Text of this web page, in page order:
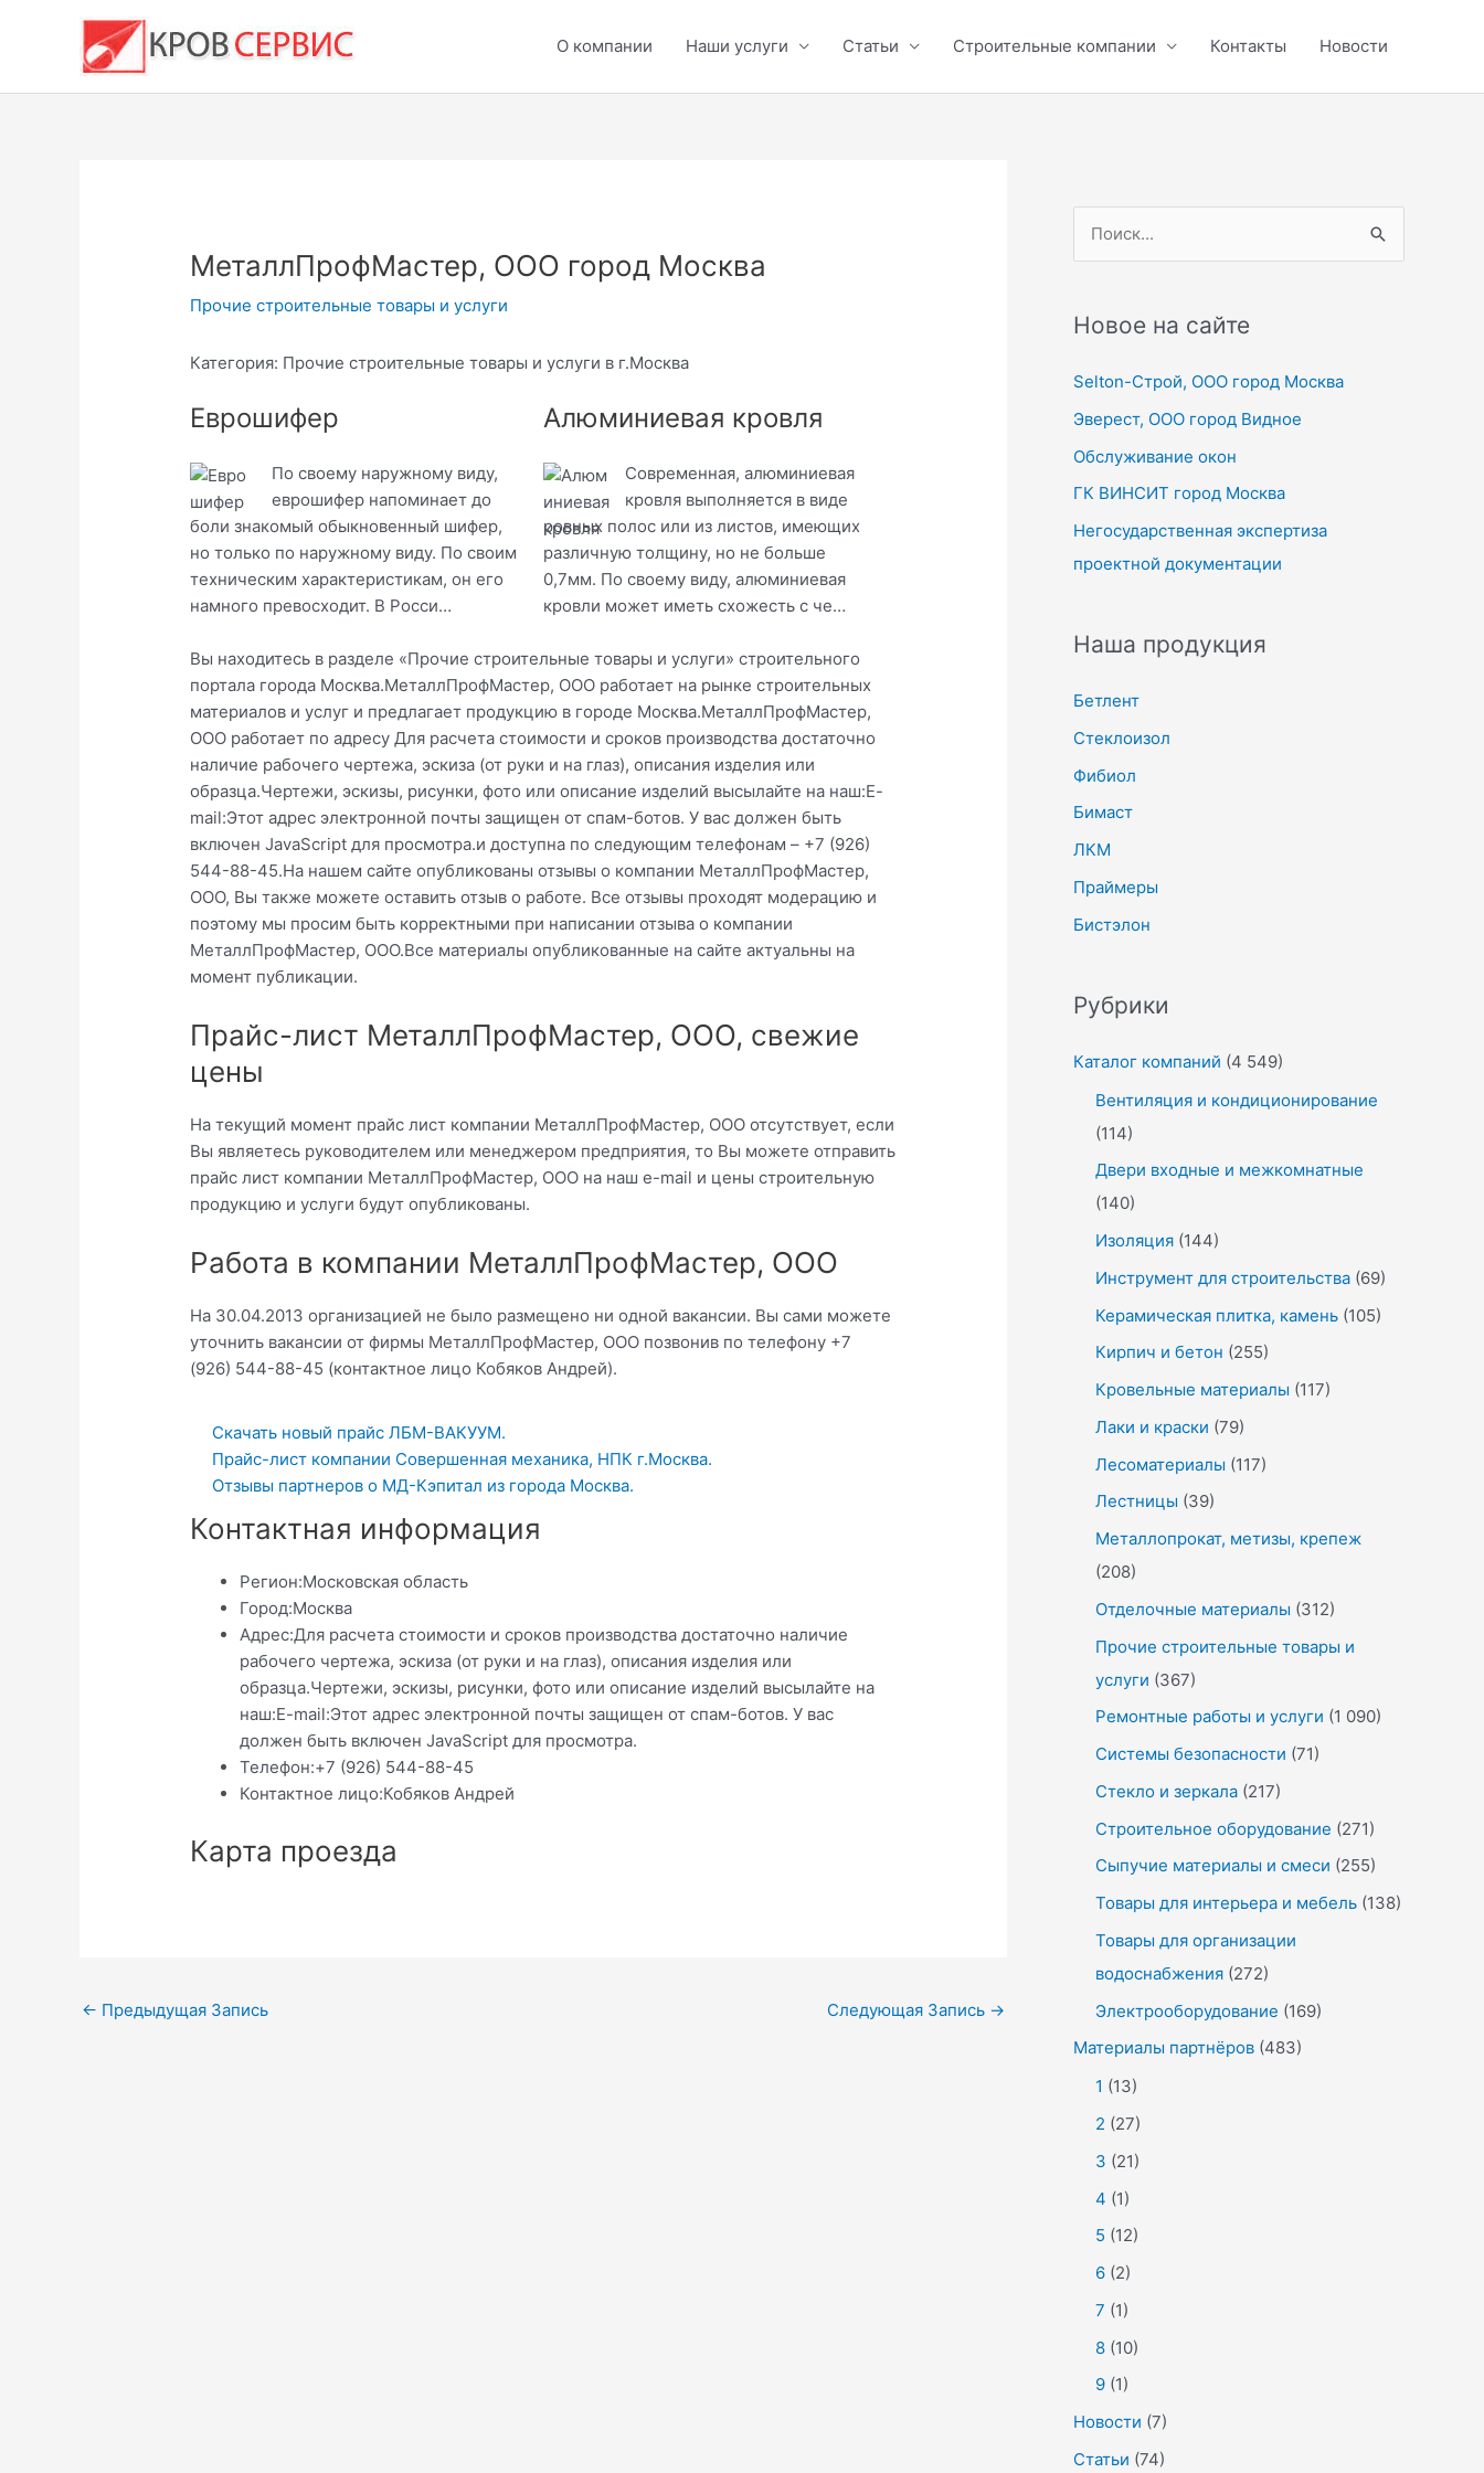
содержимому
О компании Наши услуги Статьи Строительные компании Контакты Новости
МеталлПрофМастер, OOO город Москва
Прочие строительные товары и услуги
Категория: Прочие строительные товары и услуги в г.Москва
Еврошифер
По своему наружному виду,
еврошифер напоминает до
боли знакомый обыкновенный шифер,
но только по наружному виду. По своим
техническим характеристикам, он его
намного превосходит. В Росси…
Алюминиевая кровля
Современная, алюминиевая
кровля выполняется в виде
ровных полос или из листов, имеющих
различную толщину, но не больше
0,7мм. По своему виду, алюминиевая
кровли может иметь схожесть с че…
Вы находитесь в разделе «Прочие строительные товары и услуги» строительного
портала города Москва.МеталлПрофМастер, OOO работает на рынке строительных
материалов и услуг и предлагает продукцию в городе Москва.МеталлПрофМастер,
OOO работает по адресу Для расчета стоимости и сроков производства достаточно
наличие рабочего чертежа, эскиза (от руки и на глаз), описания изделия или
образца.Чертежи, эскизы, рисунки, фото или описание изделий высылайте на наш:E-
mail:Этот адрес электронной почты защищен от спам-ботов. У вас должен быть
включен JavaScript для просмотра.и доступна по следующим телефонам – +7 (926)
544-88-45.На нашем сайте опубликованы отзывы о компании МеталлПрофМастер,
OOO, Вы также можете оставить отзыв о работе. Все отзывы проходят модерацию и
поэтому мы просим быть корректными при написании отзыва о компании
МеталлПрофМастер, OOO.Все материалы опубликованные на сайте актуальны на
момент публикации.
Прайс-лист МеталлПрофМастер, OOO, свежие
цены
На текущий момент прайс лист компании МеталлПрофМастер, OOO отсутствует, если
Вы являетесь руководителем или менеджером предприятия, то Вы можете отправить
прайс лист компании МеталлПрофМастер, OOO на наш e-mail и цены строительную
продукцию и услуги будут опубликованы.
Работа в компании МеталлПрофМастер, OOO
На 30.04.2013 организацией не было размещено ни одной вакансии. Вы сами можете
уточнить вакансии от фирмы МеталлПрофМастер, OOO позвонив по телефону +7
(926) 544-88-45 (контактное лицо Кобяков Андрей).
Скачать новый прайс ЛБМ-ВАКУУМ.
Прайс-лист компании Совершенная механика, НПК г.Москва.
Отзывы партнеров о МД-Кэпитал из города Москва.
Контактная информация
Регион:Московская область
Город:Москва
Адрес:Для расчета стоимости и сроков производства достаточно наличие
рабочего чертежа, эскиза (от руки и на глаз), описания изделия или
образца.Чертежи, эскизы, рисунки, фото или описание изделий высылайте на
наш:E-mail:Этот адрес электронной почты защищен от спам-ботов. У вас
должен быть включен JavaScript для просмотра.
Телефон:+7 (926) 544-88-45
Контактное лицо:Кобяков Андрей
Карта проезда
Навигация
← Предыдущая Запись Следующая Запись →
с
:
Новое на сайте
Selton-Строй, OOO город Москва
Эверест, ООО город Видное
Обслуживание окон
ГК ВИНСИТ город Москва
Негосударственная экспертиза
проектной документации
Наша продукция
Бетлент
Стеклоизол
Фибиол
Бимаст
ЛКМ
Праймеры
Бистэлон
Рубрики
Каталог компаний (4 549)
Вентиляция и кондиционирование
(114)
Двери входные и межкомнатные
(140)
Изоляция (144)
Инструмент для строительства (69)
Керамическая плитка, камень (105)
Кирпич и бетон (255)
Кровельные материалы (117)
Лаки и краски (79)
Лесоматериалы (117)
Лестницы (39)
Металлопрокат, метизы, крепеж
(208)
Отделочные материалы (312)
Прочие строительные товары и
услуги (367)
Ремонтные работы и услуги (1 090)
Системы безопасности (71)
Стекло и зеркала (217)
Строительное оборудование (271)
Сыпучие материалы и смеси (255)
Товары для интерьера и мебель (138)
Товары для организации
водоснабжения (272)
Электрооборудование (169)
Материалы партнёров (483)
1 (13)
2 (27)
3 (21)
4 (1)
5 (12)
6 (2)
7 (1)
8 (10)
9 (1)
Новости (7)
Статьи (74)